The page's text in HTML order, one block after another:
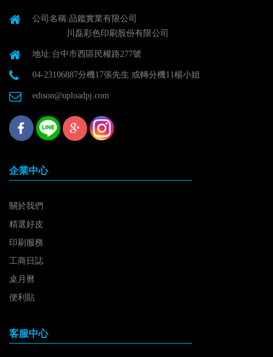
公司名稱:品鑑實業有限公司
川磊彩色印刷股份有限公司
地址:台中市西區民權路277號
04-23106887分機17張先生 或轉分機11楊小姐
edison@uploadpj.com
企業中心
關於我們
精選好皮
印刷服務
工商日誌
桌月曆
便利貼
客服中心